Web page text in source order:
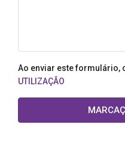
Ao enviar este formulário,
UTILIZAÇÃO